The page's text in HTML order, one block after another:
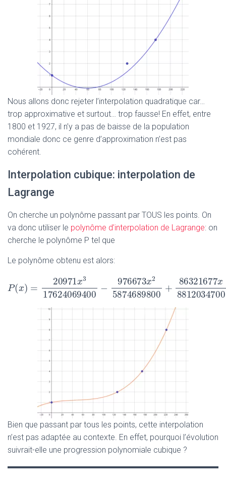
Nous allons donc rejeter l’interpolation quadratique car…
trop approximative et surtout… trop fausse! En effet, entre
1800 et 1927, il n’y a pas de baisse de la population
mondiale donc ce genre d’approximation n’est pas
cohérent.
Interpolation cubique: interpolation de
Lagrange
On cherche un polynôme passant par TOUS les points. On
va donc utiliser le polynôme d’interpolation de Lagrange: on
cherche le polynôme P tel que
Le polynôme obtenu est alors:
=
20971x 3
17624069400
−
976673 x2
5874689800
+
20971 17624069400
Bien que passant par tous les points, cette interpolation
n’est pas adaptée au contexte. En effet, pourquoi l’évolution
suivrait-elle une progression polynomiale cubique ?